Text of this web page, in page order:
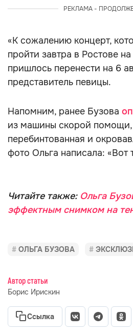
РЕКЛАМА -
«К сожалению концерт,
пройти завтра в Ростове
пришлось перенести на 6
представитель певицы.
Напомним, ранее Бузова
из машины скорой помощи,
перебинтованная и
фото Ольга написала: «Вот
Читайте также: Ольга
эффектным снимком на
ОЛЬГА БУЗОВА
Автор статьи
Борис Ирискин
Ссылка